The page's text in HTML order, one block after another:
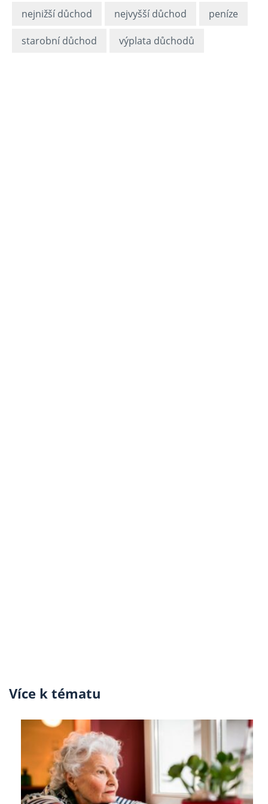
nejnižší důchod nejvyšší důchod peníze
starobní důchod výplata důchodů
Více k tématu